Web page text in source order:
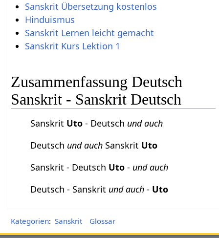
Sanskrit Übersetzung kostenlos
Hinduismus
Sanskrit Lernen leicht gemacht
Sanskrit Kurs Lektion 1
Zusammenfassung Deutsch
Sanskrit - Sanskrit Deutsch
Sanskrit Uto - Deutsch und auch
Deutsch und auch Sanskrit Uto
Sanskrit - Deutsch Uto - und auch
Deutsch - Sanskrit und auch - Uto
Kategorien: Sanskrit Glossar